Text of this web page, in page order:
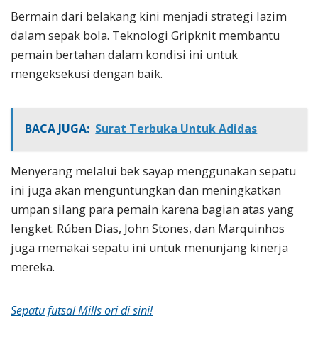
Bermain dari belakang kini menjadi strategi lazim
dalam sepak bola. Teknologi Gripknit membantu
pemain bertahan dalam kondisi ini untuk
mengeksekusi dengan baik.
BACA JUGA: Surat Terbuka Untuk Adidas
Menyerang melalui bek sayap menggunakan sepatu
ini juga akan menguntungkan dan meningkatkan
umpan silang para pemain karena bagian atas yang
lengket. Rúben Dias, John Stones, dan Marquinhos
juga memakai sepatu ini untuk menunjang kinerja
mereka.
Sepatu futsal Mills ori di sini!